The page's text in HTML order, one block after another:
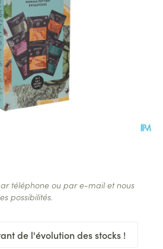
de l'évolution des stocks !
téléphone ou par e-mail et nous
possibilités.